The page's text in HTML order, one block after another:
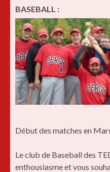
BASEBALL :
Début des matches en
Le club de Baseball des
enthousiasme et vous